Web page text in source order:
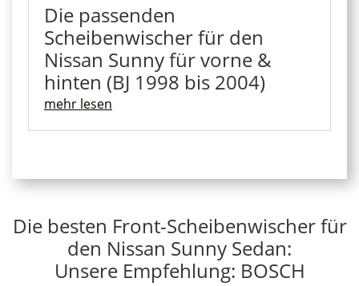
Die passenden
Scheibenwischer für den
Nissan Sunny für vorne &
hinten (BJ 1998 bis 2004)
mehr lesen
Die besten Front-Scheibenwischer für
den Nissan Sunny Sedan:
Unsere Empfehlung: BOSCH